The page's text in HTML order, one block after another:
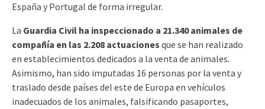
España y Portugal de forma irregular.
La Guardia Civil ha inspeccionado a 21.340 animales de
compañía en las 2.208 actuaciones que se han realizado
en establecimientos dedicados a la venta de animales.
Asimismo, han sido imputadas 16 personas por la venta y
traslado desde países del este de Europa en vehículos
inadecuados de los animales, falsificando pasaportes,